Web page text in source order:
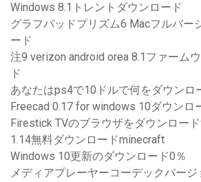
Windows 8.1トレントダウンロード
グラフパッドプリズム6 Macフルバー
ード
注9 verizon android orea 8.1ファーム
ド
あなたはps4で10ドルで何をダウンロ
Freecad 0.17 for windows 10ダウンロ
Firestick TVのブラウザをダウンロー
1.14無料ダウンロードminecraft
Windows 10更新のダウンロード0％
メディアプレーヤーコーデックバー